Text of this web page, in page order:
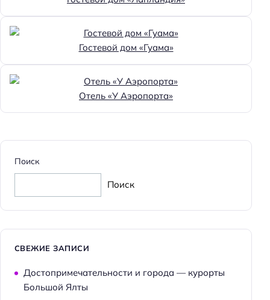
Гостевой дом «Гуама»
Отель «У Аэропорта»
Поиск
Поиск
СВЕЖИЕ ЗАПИСИ
Достопримечательности и города — курорты
Большой Ялты